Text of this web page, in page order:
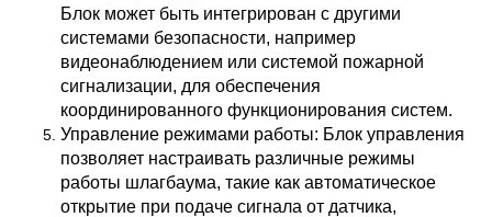
Блок может быть интегрирован с другими
системами безопасности, например
видеонаблюдением или системой пожарной
сигнализации, для обеспечения
координированного функционирования систем.
Управление режимами работы: Блок управления
позволяет настраивать различные режимы
работы шлагбаума, такие как автоматическое
открытие при подаче сигнала от датчика,